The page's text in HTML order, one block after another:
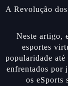
A Revolução
Neste artigo,
esportes
popularidade até
enfrentados por
os eSports